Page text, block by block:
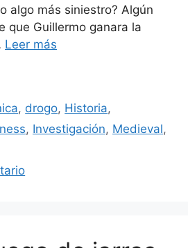
algo más siniestro? Algún
que Guillermo ganara la
Leer más
, drogo, Historia,
, Investigación, Medieval,